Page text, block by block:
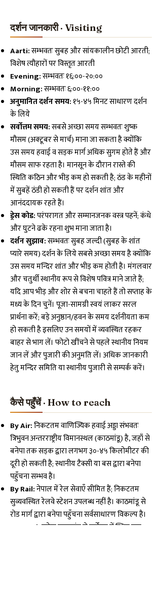
दर्शन जानकारी · Visiting
Aarti:सम्भवतः सुबह और सांयकालीन छोटी आरती;
विशेष त्यौहारों पर विस्तृत आरती
Evening:सम्भवतः १६:००-२०:००
Morning:सम्भवतः ६:००-११:००
अनुमानित दर्शन समय:१५-४५ मिनट साधारण दर्शन
के लिये
सर्वोत्तम समय:सबसे अच्छा समय सम्भवतः शुष्क
मौसम (अक्टूबर से मार्च) माना जा सकता है क्योंकि
उस समय हवाई व सड़क मार्ग अधिक सुगम होते हैं और
मौसम साफ रहता है। मानसून के दौरान रास्ते की
स्थिति कठिन और भीड़ कम हो सकती है; ठंड के महीनों
में सुबहें ठंडी हो सकती हैं पर दर्शन शांत और
आनंददायक रहते हैं।
ड्रेस कोड:परंपरागत और सम्मानजनक वस्त्र पहनें; कंधे
और घुटने ढके रहना शुभ माना जाता है।
दर्शन सुझाव:सम्भवतः सुबह जल्दी (सुबह के शांत
प्यारे समय) दर्शन के लिये सबसे अच्छा समय है क्योंकि
उस समय मन्दिर शांत और भीड़ कम होती है। मंगलवार
और चतुर्थी स्थानीय रूप से विशेष पवित्र माने जाते हैं;
यदि आप भीड़ और शोर से बचना चाहते हैं तो सप्ताह के
मध्य के दिन चुनें। पूजा-सामग्री स्वयं लाकर सरल
प्रार्थना करें; बड़े अनुष्ठान/हवन के समय दर्शनीयता कम
हो सकती है इसलिए उन समयों में व्यवस्थित रहकर
बाहर से भाग लें। फोटो खींचने से पहले स्थानीय नियम
जान लें और पुजारी की अनुमति लें। अधिक जानकारी
हेतु मन्दिर समिति या स्थानीय पुजारी से सम्पर्क करें।
कैसे पहुँचें · How to reach
By Air:निकटतम वाणिज्यिक हवाई अड्डा संभवतः
त्रिभुवन अन्तरराष्ट्रीय विमानस्थल (काठमांडू) है, जहाँ से
बनेपा तक सड़क द्वारा लगभग ३०-४५ किलोमीटर की
दूरी हो सकती है; स्थानीय टैक्सी या बस द्वारा बनेपा
पहुँचना सम्भव है।
By Rail:नेपाल में रेल सेवाएँ सीमित हैं; निकटतम
सुव्यवस्थित रेलवे स्टेशन उपलब्ध नहीं है। काठमांडू से
रोड मार्ग द्वारा बनेपा पहुँचना सर्वसाधारण विकल्प है।
By Road: बनेपा काठमांडू से पूर्वोत्तर में स्थित एक